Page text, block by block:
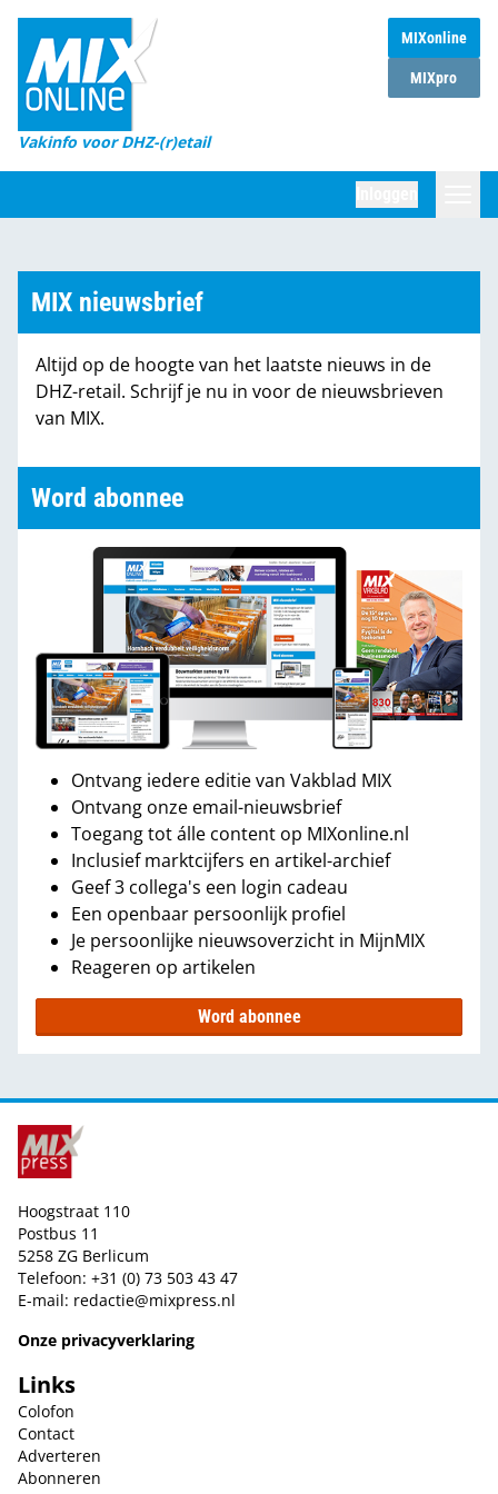
MIXonline
MIXpro
Vakinfo voor DHZ-(r)etail
Home
Magazines
DHZ Sessie
Marktcijfers
Partners
MIX nieuwsbrief
Altijd op de hoogte van het laatste nieuws in de
DHZ-retail. Schrijf je nu in voor de nieuwsbrieven
van MIX.
Word abonnee
Ontvang iedere editie van Vakblad MIX
Ontvang onze email-nieuwsbrief
Toegang tot álle content op MIXonline.nl
Inclusief marktcijfers en artikel-archief
Geef 3 collega's een login cadeau
Een openbaar persoonlijk profiel
Je persoonlijke nieuwsoverzicht in MijnMIX
Reageren op artikelen
Word abonnee
Hoogstraat 110
Postbus 11
5258 ZG Berlicum
Telefoon: +31 (0) 73 503 43 47
E-mail: redactie@mixpress.nl
Onze privacyverklaring
Links
Colofon
Contact
Adverteren
Abonneren